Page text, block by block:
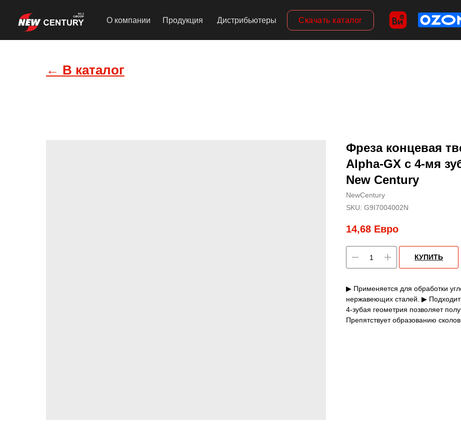
Скачать каталог
О компании Продукция Дистрибьютеры
← В каталог
Фреза концевая
Alpha-GX c 4-мя
New Century
NewCentury
SKU: G9I7004002N
14,68 Евро
КУПИТЬ
▶ Применяется для обработки
нержавеющих сталей. ▶
4-зубая геометрия позволяет
Препятствует образованию